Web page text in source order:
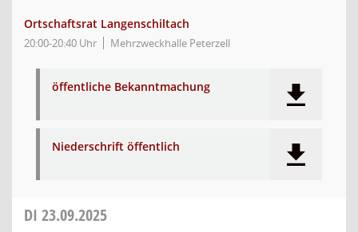
Ortschaftsrat Langenschiltach
20:00-20:40 Uhr Mehrzweckhalle Peterzell
öffentliche Bekanntmachung
Niederschrift öffentlich
DI 23.09.2025